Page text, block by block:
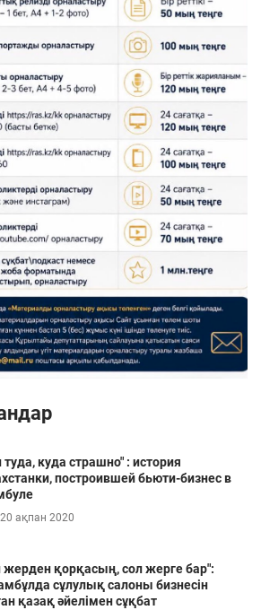
куда страшно" : история
построившей бьюти-бизнес в
ақпан 2020
жерден қорқасың, сол жерге бар":
сұлулық салоны бизнесін
қазақ әйелімен сұқбат